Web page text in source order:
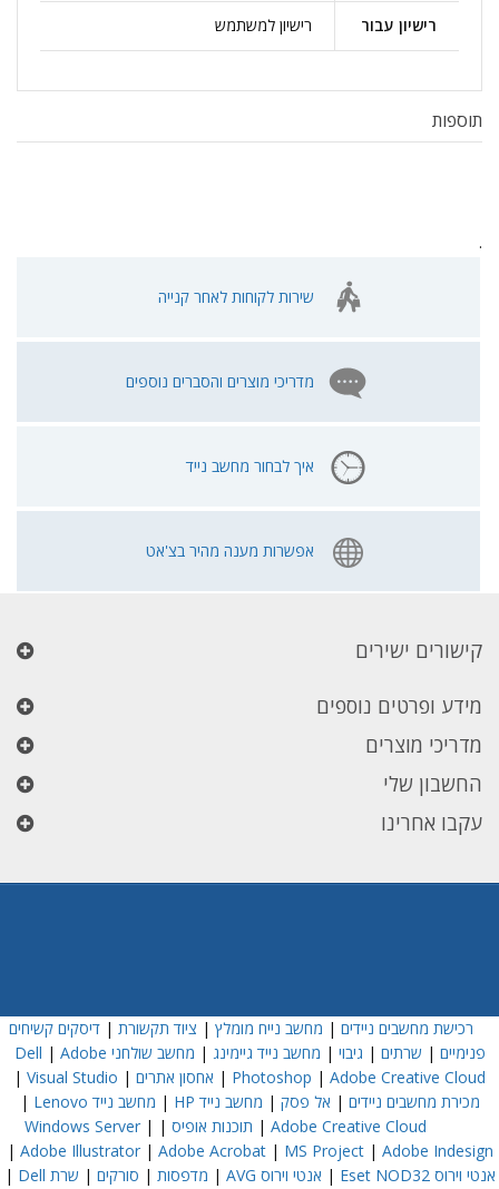
רישיון עבור רישיון למשתמש
תוספות
.
שירות לקוחות לאחר קנייה
מדריכי מוצרים והסברים נוספים
איך לבחור מחשב נייד
אפשרות מענה מהיר בצ'אט
קישורים ישירים
מידע ופרטים נוספים
מדריכי מוצרים
החשבון שלי
עקבו אחרינו
רכישת מחשבים ניידים | מחשב נייח מומלץ | ציוד תקשורת |דיסקים קשיחים
פנימיים | שרתים | גיבוי | מחשב נייד גיימינג | מחשב שולחני Dell | Adobe
Photoshop | Adobe Creative Cloud
| אחסון אתרים |
Visual Studio
|
מכירת מחשבים ניידים | אל פסק | מחשב נייד HP | מחשב נייד Lenovo
|
Adobe Creative Cloud
| תוכנות אופיס |
Windows Server|
Adobe Illustrator| Adobe Acrobat| MS Project| Adobe Indesign
|
אנטי וירוס Eset NOD32
| אנטי וירוס AVG | מדפסות | סורקים | שרת Dell |